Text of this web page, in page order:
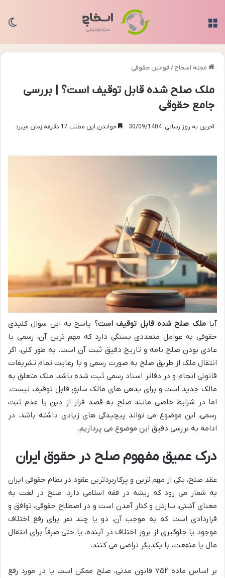
مجله اسخاج/ قوانین حقوقی
ملک صلح شده قابل توقیف است؟ | بررسی
جامع حقوقی
آخرین به روز رسانی: 30/09/1404 خواندن این مطلب 17 دقیقه زمان میبرد
آیاملک صلح شده قابل توقیف است؟ پاسخ به این سوال کلیدی
حقوقی به عوامل متعددی بستگی دارد که مهم ترین آن، رسمی یا
عادی بودن صلح نامه و تاریخ دقیق ثبت آن است. به طور کلی، اگر
انتقال ملک از طریق صلح به صورت رسمی و با رعایت تمام تشریفات
قانونی انجام و در دفاتر اسناد رسمی ثبت شده باشد، ملک متعلق به
مالک جدید است و برای بدهی های مالک سابق قابل توقیف نیست.
اما در شرایط خاصی مانند صلح به قصد فرار از دین یا عدم ثبت
رسمی، این موضوع می تواند پیچیدگی های زیادی داشته باشد. در
ادامه به بررسی دقیق این موضوع می پردازیم.
درک عمیق مفهوم صلح در حقوق ایران
عقد صلح، یکی از مهم ترین و پرکاربردترین عقود در نظام حقوقی ایران
به شمار می رود که ریشه در فقه اسلامی دارد. صلح در لغت به
معنای آشتی، سازش و کنار آمدن است و در اصطلاح حقوقی، توافق و
قراردادی است که به موجب آن، دو یا چند نفر برای رفع اختلاف
موجود یا جلوگیری از بروز اختلاف در آینده، یا حتی صرفاً برای انتقال
مال یا منفعت، با یکدیگر تراضی می کنند.
بر اساس ماده ۷۵۲ قانون مدنی، صلح ممکن است یا در مورد رفع